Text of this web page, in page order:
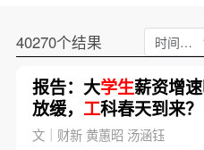
40270个结果 时间不限
报告：大学生薪资增
放缓， 工科春天到来？
文｜财新 黄蕙昭 汤涵钰